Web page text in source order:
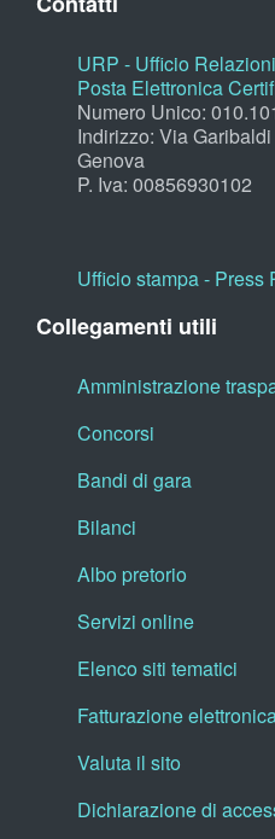
URP - Ufficio
Posta Elettronica
Numero Unico:
Indirizzo: Via
Genova
P. Iva: 00856930102
Ufficio stampa - Press
Collegamenti utili
Amministrazione
Concorsi
Bandi di gara
Bilanci
Albo pretorio
Servizi online
Elenco siti tematici
Fatturazione
Valuta il sito
Dichiarazione di